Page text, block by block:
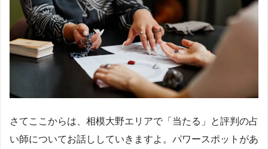
さてここからは、相模大野エリアで「当たる」と評判の占
い師についてお話ししていきますよ。パワースポットがあ